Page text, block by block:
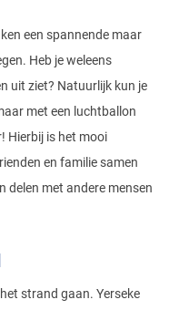
een spannende maar
Heb je weleens
uit ziet? Natuurlijk kun je
met een luchtballon
Hierbij is het mooi
en familie samen
delen met andere mensen
strand gaan. Yerseke